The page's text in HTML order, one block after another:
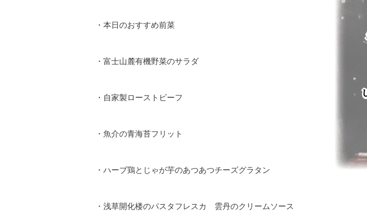
・本日のおすすめ前菜
・富士山麓有機野菜のサラダ
・自家製ローストビーフ
・魚介の青海苔フリット
・ハーブ鶏とじゃが芋のあつあつチーズグラタン
・浅草開化楼のパスタフレスカ 雲丹のクリームソース